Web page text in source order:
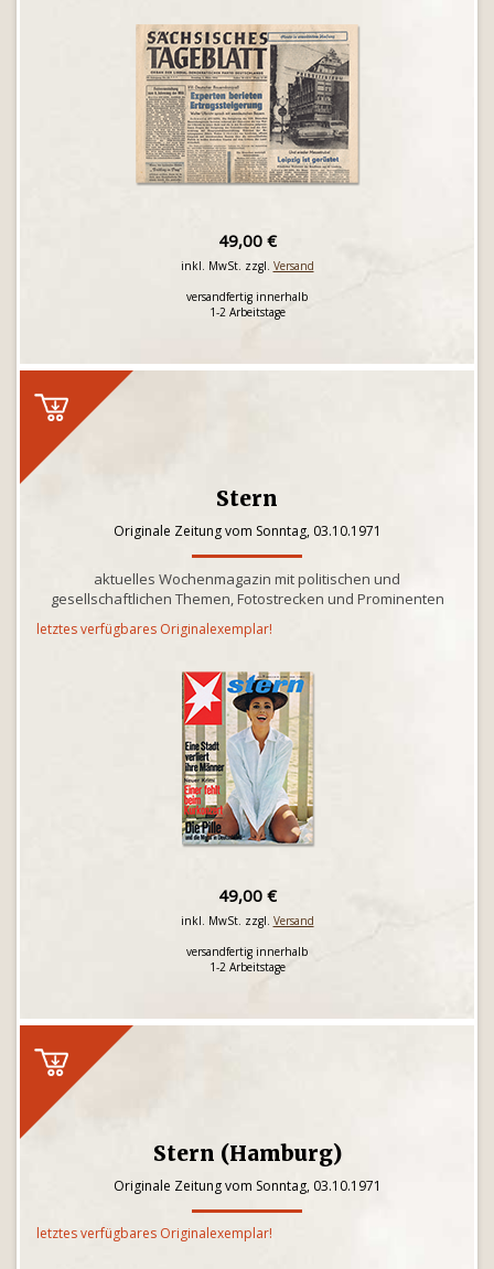
49,00 €
inkl. MwSt. zzgl. Versand
versandfertig innerhalb
1-2 Arbeitstage
Stern
Originale Zeitung vom Sonntag, 03.10.1971
aktuelles Wochenmagazin mit politischen und
gesellschaftlichen Themen, Fotostrecken und Prominenten
letztes verfügbares Originalexemplar!
49,00 €
inkl. MwSt. zzgl. Versand
versandfertig innerhalb
1-2 Arbeitstage
Stern (Hamburg)
Originale Zeitung vom Sonntag, 03.10.1971
letztes verfügbares Originalexemplar!